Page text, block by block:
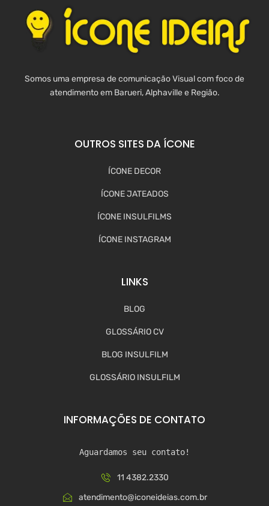
Somos uma empresa de comunicação Visual com foco de
atendimento em Barueri, Alphaville e Região.
OUTROS SITES DA ÍCONE
ÍCONE DECOR
ÍCONE JATEADOS
ÍCONE INSULFILMS
ÍCONE INSTAGRAM
LINKS
BLOG
GLOSSÁRIO CV
BLOG INSULFILM
GLOSSÁRIO INSULFILM
INFORMAÇÕES DE CONTATO
Aguardamos seu contato!
11 4382.2330
atendimento@iconeideias.com.br